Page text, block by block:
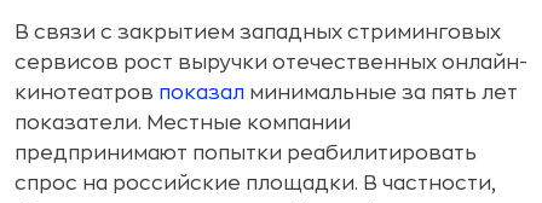
В связи с закрытием западных стриминговых
сервисов рост выручки отечественных онлайн-
кинотеатров показал минимальные за пять лет
показатели. Местные компании
предпринимают попытки реабилитировать
спрос на российские площадки. В частности,